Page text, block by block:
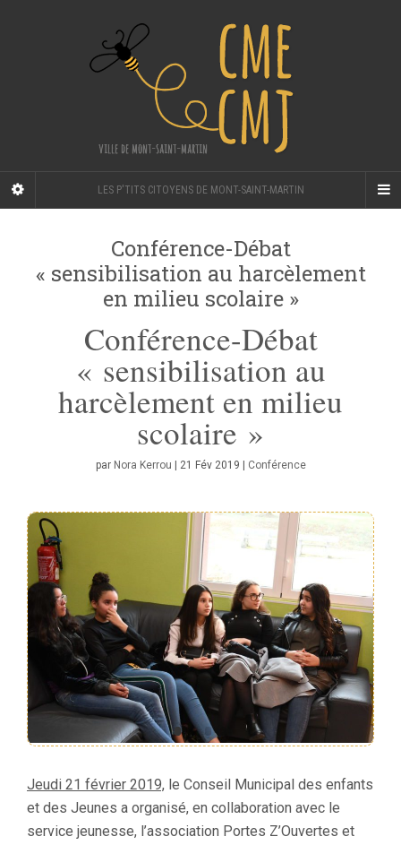
LES P'TITS CITOYENS DE MONT-SAINT-MARTIN
Conférence-Débat
« sensibilisation au harcèlement
en milieu scolaire »
Conférence-Débat
« sensibilisation au
harcèlement en milieu
scolaire »
par Nora Kerrou 21 Fév 2019 Conférence
Jeudi 21 février 2019, le Conseil Municipal des enfants
et des Jeunes a organisé, en collaboration avec le
service jeunesse, l’association Portes Z’Ouvertes et